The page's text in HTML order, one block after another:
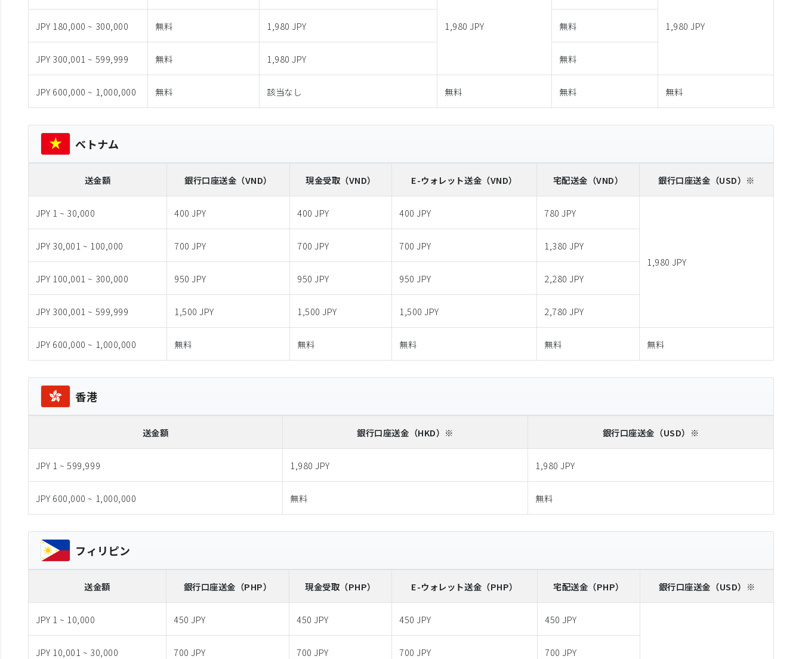
1,980 JPY 1,980 JPY
JPY 180,000 ~ 300,000 無料 1,980 JPY 無料
JPY 300,001 ~ 599,999 無料 1,980 JPY 無料
JPY 600,000 ~ 1,000,000 無料 該当なし 無料 無料 無料
ベトナム
送金額 銀行口座送金 （VND） 現金受取 （VND） E-ウォレット送金 （VND） 宅配送金 （VND） 銀行口座送金 （USD）※
JPY 1 ~ 30,000 400 JPY 400 JPY 400 JPY 780 JPY
1,980 JPY
JPY 30,001 ~ 100,000 700 JPY 700 JPY 700 JPY 1,380 JPY
JPY 100,001 ~ 300,000 950 JPY 950 JPY 950 JPY 2,280 JPY
JPY 300,001 ~ 599,999 1,500 JPY 1,500 JPY 1,500 JPY 2,780 JPY
JPY 600,000 ~ 1,000,000 無料 無料 無料 無料 無料
香港
送金額 銀行口座送金 （HKD）※ 銀行口座送金 （USD）※
JPY 1 ~ 599,999 1,980 JPY 1,980 JPY
JPY 600,000 ~ 1,000,000 無料 無料
フィリピン
送金額 銀行口座送金 （PHP） 現金受取 （PHP） E-ウォレット送金 （PHP） 宅配送金 （PHP） 銀行口座送金 （USD）※
JPY 1 ~ 10,000 450 JPY 450 JPY 450 JPY 450 JPY
JPY 10,001 ~ 30,000 700 JPY 700 JPY 700 JPY 700 JPY